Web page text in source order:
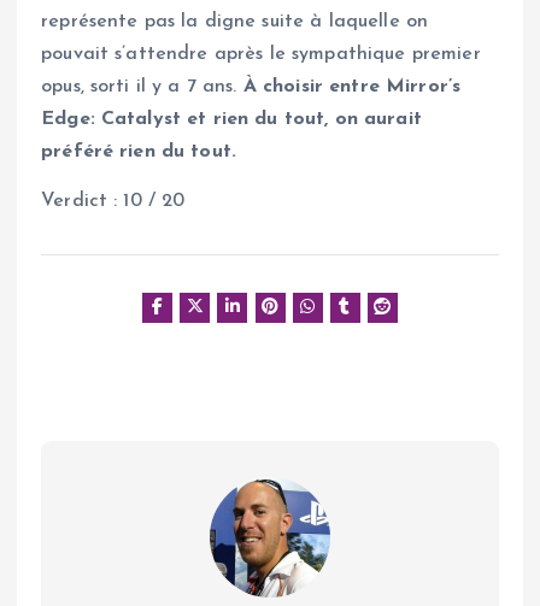
représente pas la digne suite à laquelle on
pouvait s’attendre après le sympathique premier
opus, sorti il y a 7 ans. À choisir entre Mirror’s
Edge: Catalyst et rien du tout, on aurait
préféré rien du tout.
Verdict : 10 / 20